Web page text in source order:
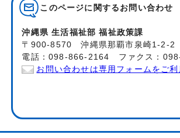
このページに関する お問い合わせ
沖縄県 生活福祉部 福祉政策課
〒900-8570 沖縄県那覇市泉崎1-2-2
電話：098-866-2164 ファクス：
お問い合わせは専用フォームをご利